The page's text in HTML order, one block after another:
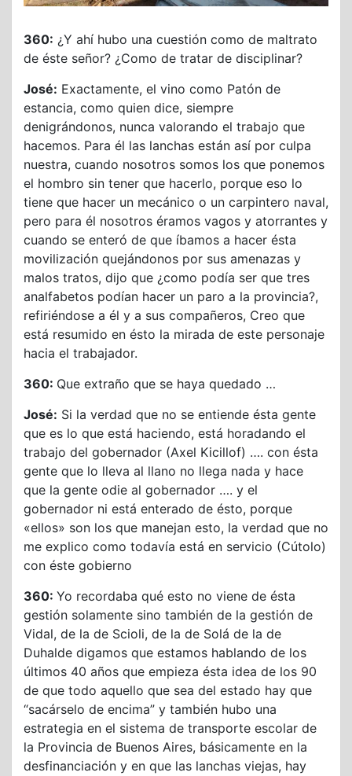
360: ¿Y ahí hubo una cuestión como de maltrato
de éste señor? ¿Como de tratar de disciplinar?
José: Exactamente, el vino como Patón de
estancia, como quien dice, siempre
denigrándonos, nunca valorando el trabajo que
hacemos. Para él las lanchas están así por culpa
nuestra, cuando nosotros somos los que ponemos
el hombro sin tener que hacerlo, porque eso lo
tiene que hacer un mecánico o un carpintero naval,
pero para él nosotros éramos vagos y atorrantes y
cuando se enteró de que íbamos a hacer ésta
movilización quejándonos por sus amenazas y
malos tratos, dijo que ¿como podía ser que tres
analfabetos podían hacer un paro a la provincia?,
refiriéndose a él y a sus compañeros, Creo que
está resumido en ésto la mirada de este personaje
hacia el trabajador.
360: Que extraño que se haya quedado …
José: Si la verdad que no se entiende ésta gente
que es lo que está haciendo, está horadando el
trabajo del gobernador (Axel Kicillof) …. con ésta
gente que lo lleva al llano no llega nada y hace
que la gente odie al gobernador …. y el
gobernador ni está enterado de ésto, porque
«ellos» son los que manejan esto, la verdad que no
me explico como todavía está en servicio (Cútolo)
con éste gobierno
360: Yo recordaba qué esto no viene de ésta
gestión solamente sino también de la gestión de
Vidal, de la de Scioli, de la de Solá de la de
Duhalde digamos que estamos hablando de los
últimos 40 años que empieza ésta idea de los 90
de que todo aquello que sea del estado hay que
“sacárselo de encima” y también hubo una
estrategia en el sistema de transporte escolar de
la Provincia de Buenos Aires, básicamente en la
desfinanciación y en que las lanchas viejas, hay